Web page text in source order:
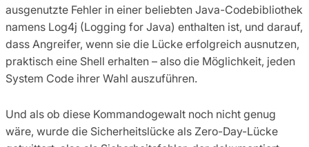
ausgenutzte Fehler in einer beliebten Java-Codebibliothek
namens Log4j (Logging for Java) enthalten ist, und darauf,
dass Angreifer, wenn sie die Lücke erfolgreich ausnutzen,
praktisch eine Shell erhalten – also die Möglichkeit, jeden
System Code ihrer Wahl auszuführen.
Und als ob diese Kommandogewalt noch nicht genug
wäre, wurde die Sicherheitslücke als Zero-Day-Lücke